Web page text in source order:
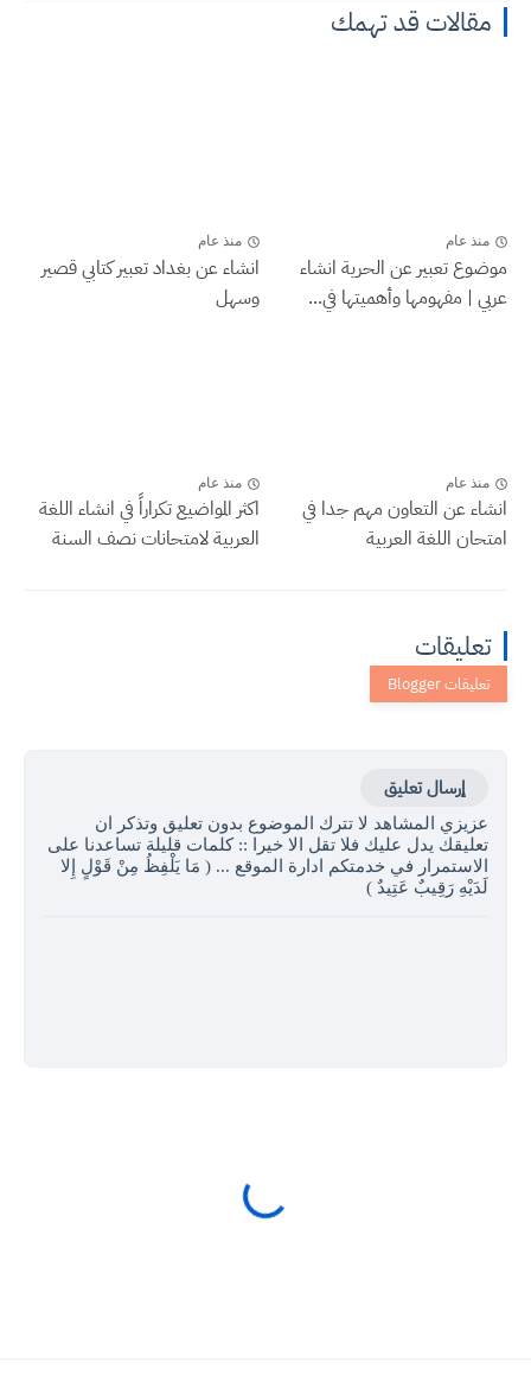
مقالات قد تهمك
منذ عام
موضوع تعبير عن الحرية انشاء
عربي | مفهومها وأهميتها في...
منذ عام
انشاء عن بغداد تعبير كتابي قصير
وسهل
منذ عام
انشاء عن التعاون مهم جدا في
امتحان اللغة العربية
منذ عام
اكثر المواضيع تكراراً في انشاء اللغة
العربية لامتحانات نصف السنة
تعليقات
إرسال تعليق
عزيزي المشاهد لا تترك الموضوع بدون تعليق وتذكر ان
تعليقك يدل عليك فلا تقل الا خيرا :: كلمات قليلة تساعدنا على
الاستمرار في خدمتكم ادارة الموقع ... ( مَا يَلْفِظُ مِنْ قَوْلٍ إِلا
لَدَيْهِ رَقِيبٌ عَتِيدٌ )